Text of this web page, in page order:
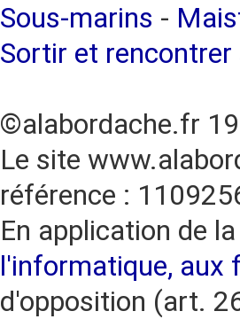
Sous-marins -
Sortir et
©alabordache.fr
Le site
référence :
En application de la
l'informatique, aux
d'opposition (art.